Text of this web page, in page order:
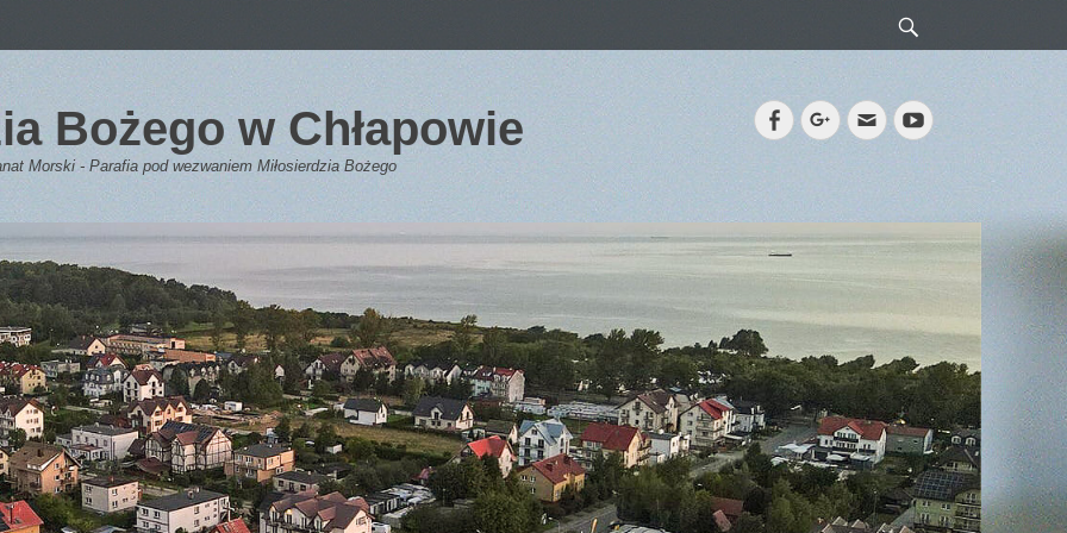
Bożego w Chłapowie
Morski - Parafia pod wezwaniem Miłosierdzia Bożego
FacebookGoogleplus
EmailYouTube